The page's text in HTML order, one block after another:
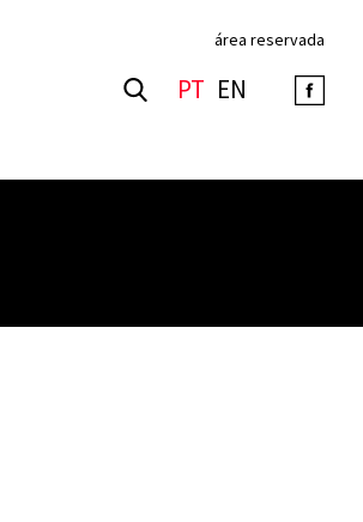
área reservada
PT EN